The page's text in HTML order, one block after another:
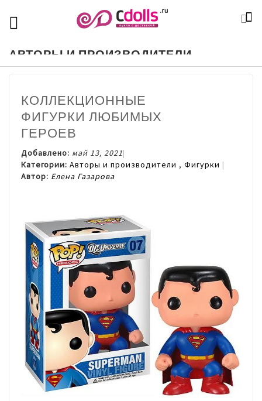
TO
CONTENT
АВТОРЫ И ПРОИЗВОДИТЕЛИ
КОЛЛЕКЦИОННЫЕ
ФИГУРКИ ЛЮБИМЫХ
ГЕРОЕВ
Добавлено: май 13, 2021
Категории: Авторы и производители , Фигурки
Автор: Елена Газарова